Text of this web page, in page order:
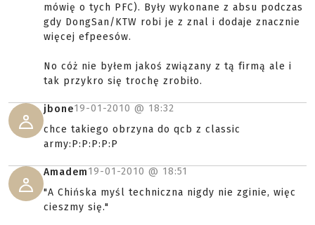
mówię o tych PFC). Były wykonane z absu podczas
gdy DongSan/KTW robi je z znal i dodaje znacznie
więcej efpeesów.
No cóż nie byłem jakoś związany z tą firmą ale i
tak przykro się trochę zrobiło.
jbone19-01-2010 @ 18:32
chce takiego obrzyna do qcb z classic
army:P:P:P:P:P
Amadem19-01-2010 @ 18:51
"A Chińska myśl techniczna nigdy nie zginie, więc
cieszmy się."